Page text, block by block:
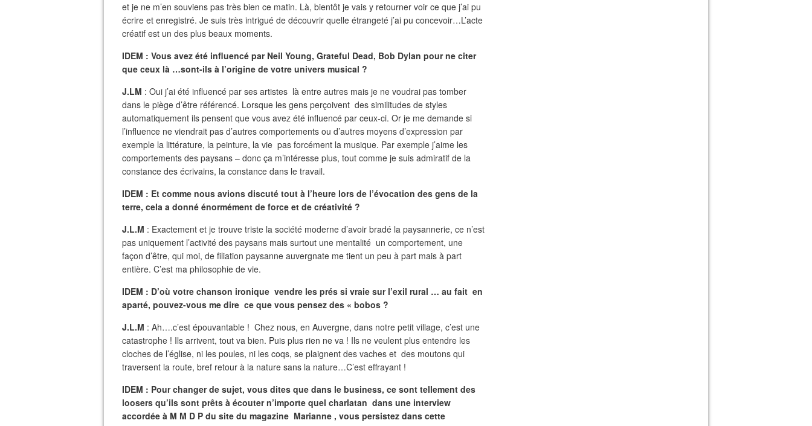
et je ne m’en souviens pas très bien ce matin. Là, bientôt je vais y retourner voir ce que j’ai pu
écrire et enregistré. Je suis très intrigué de découvrir quelle étrangeté j’ai pu concevoir…L’acte
créatif est un des plus beaux moments.
IDEM : Vous avez été influencé par Neil Young, Grateful Dead, Bob Dylan pour ne citer
que ceux là …sont-ils à l’origine de votre univers musical ?
J.LM : Oui j’ai été influencé par ses artistes là entre autres mais je ne voudrai pas tomber
dans le piège d’être référencé. Lorsque les gens perçoivent des similitudes de styles
automatiquement ils pensent que vous avez été influencé par ceux-ci. Or je me demande si
l’influence ne viendrait pas d’autres comportements ou d’autres moyens d’expression par
exemple la littérature, la peinture, la vie pas forcément la musique. Par exemple j’aime les
comportements des paysans – donc ça m’intéresse plus, tout comme je suis admiratif de la
constance des écrivains, la constance dans le travail.
IDEM : Et comme nous avions discuté tout à l’heure lors de l’évocation des gens de la
terre, cela a donné énormément de force et de créativité ?
J.L.M : Exactement et je trouve triste la société moderne d’avoir bradé la paysannerie, ce n’est
pas uniquement l’activité des paysans mais surtout une mentalité un comportement, une
façon d’être, qui moi, de filiation paysanne auvergnate me tient un peu à part mais à part
entière. C’est ma philosophie de vie.
IDEM : D’où votre chanson ironique vendre les prés si vraie sur l’exil rural … au fait en
aparté, pouvez-vous me dire ce que vous pensez des « bobos ?
J.L.M : Ah….c’est épouvantable ! Chez nous, en Auvergne, dans notre petit village, c’est une
catastrophe ! Ils arrivent, tout va bien. Puis plus rien ne va ! Ils ne veulent plus entendre les
cloches de l’église, ni les poules, ni les coqs, se plaignent des vaches et des moutons qui
traversent la route, bref retour à la nature sans la nature…C’est effrayant !
IDEM : Pour changer de sujet, vous dites que dans le business, ce sont tellement des
loosers qu’ils sont prêts à écouter n’importe quel charlatan dans une interview
accordée à M M D P du site du magazine Marianne , vous persistez dans cette